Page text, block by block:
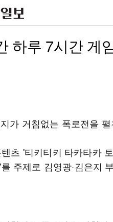
하루 7시간 게
가 거침없는 폭로전을 펼
츠 '티키티키 타카타카
주제로 김영광·김은지